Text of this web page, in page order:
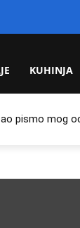
KUHINJA
pismo mog